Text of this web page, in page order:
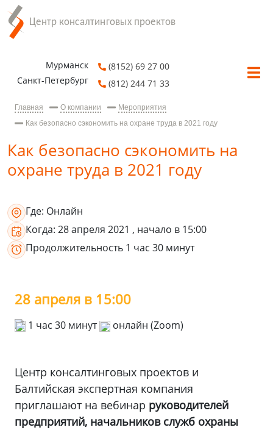
Мурманск
Санкт-Петербург
(8152) 69 27 00
(812) 244 71 33
Главная О компании
Мероприятия
Как безопасно сэкономить на охране труда в 2021 году
Как безопасно сэкономить на
охране труда в 2021 году
Где: Онлайн
Когда: 28 апреля 2021 , начало в 15:00
Продолжительность 1 час 30 минут
28 апреля в 15:00
1 час 30 минут онлайн (Zoom)
Центр консалтинговых проектов и
Балтийская экспертная компания
приглашают на вебинар руководителей
предприятий, начальников служб охраны